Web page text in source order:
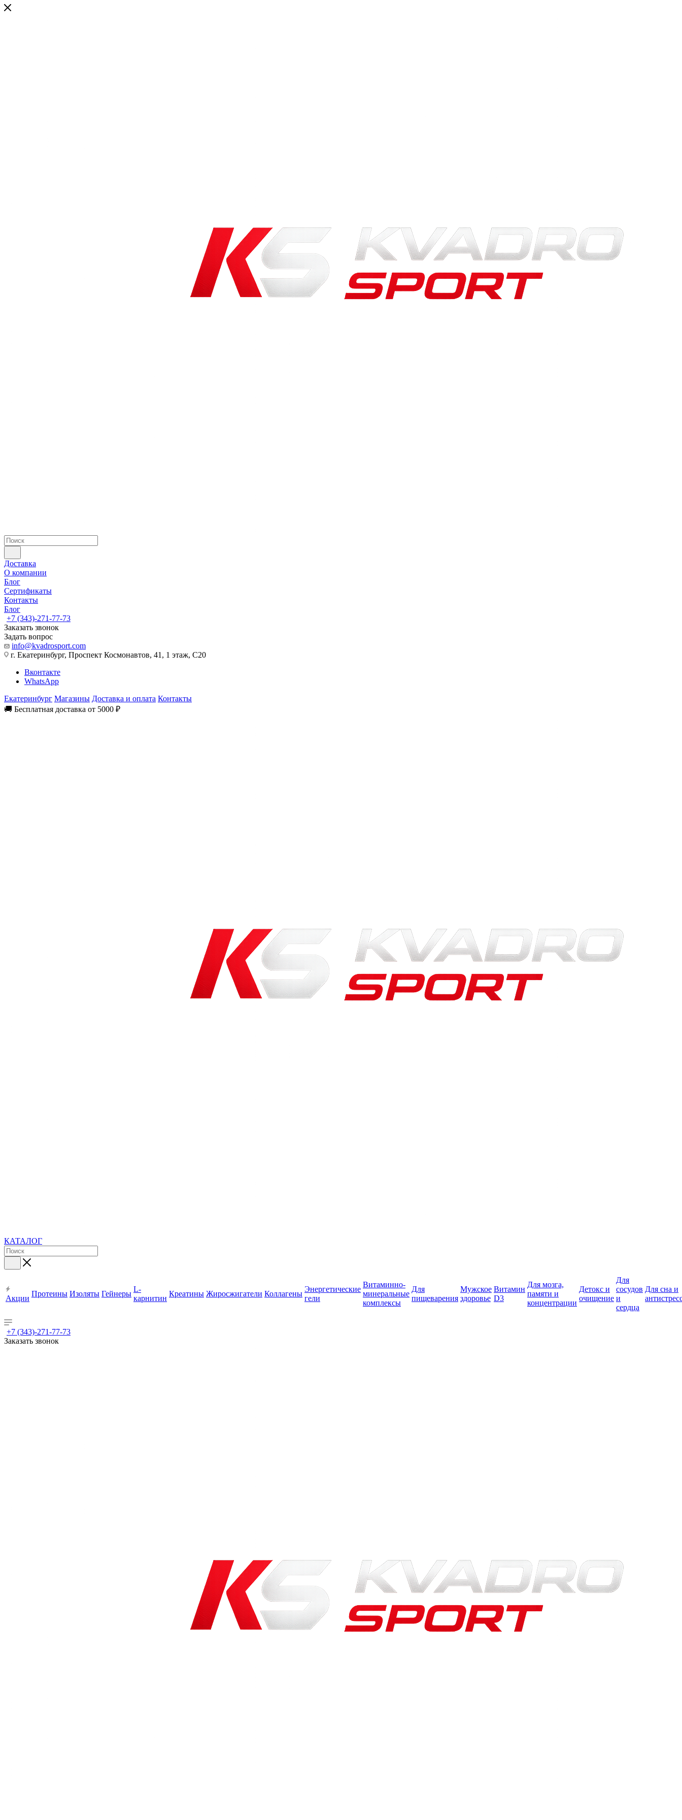
Доставка
О компании
Блог
Сертификаты
Контакты
Блог
+7 (343)-271-77-73
Заказать звонок
Задать вопрос
info@kvadrosport.com
г. Екатеринбург, Проспект Космонавтов, 41, 1 этаж, С20
Вконтакте
WhatsApp
Екатеринбург Магазины Доставка и оплата Контакты
🚚 Бесплатная доставка от 5000 ₽
КАТАЛОГ
Акции
Протеины Изоляты Гейнеры
L-
карнитин
Креатины Жиросжигатели Коллагены
Энергетические
гели
Витаминно-
минеральные
комплексы
Для
пищеварения
Мужское
здоровье
Витамин
D3
Для мозга,
памяти и
концентрации
Детокс и
очищение
Для
сосудов
и
сердца
Для сна и
+7 (343)-271-77-73
Заказать звонок